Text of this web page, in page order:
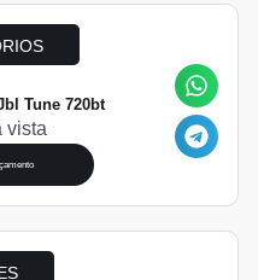
Tune 720bt
vista